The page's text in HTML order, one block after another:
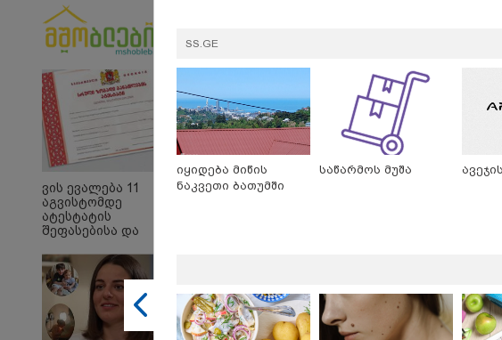
10:58 / 06-08-2026
"დადგება დრო და
თქვენი დღევანდელი
უპუროდ გაატარეს,
სიცოცხლე
ქართველი
ვის ევალება 11
აგვისტომდე
ატესტატის
შეფასებისა და
ეროვნულ ცენტრში
წარდგენა -
დეტალები
SS.GE
იყიდება მიწის
ნაკვეთი ბათუმში
საწარმოს მუშა